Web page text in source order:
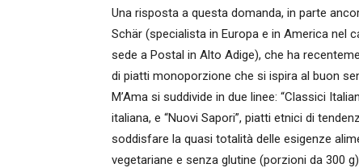
Una risposta a questa domanda, in parte
Schär (specialista in Europa e in America nel
sede a Postal in Alto Adige), che ha
di piatti monoporzione che si ispira al buon
M’Ama si suddivide in due linee: “Classici
italiana, e “Nuovi Sapori”, piatti etnici di
soddisfare la quasi totalità delle esigenze
vegetariane e senza glutine (porzioni da 300